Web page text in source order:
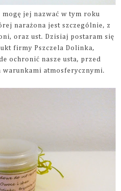
mogę jej nazwać w tym roku
narażona jest szczególnie, z
oraz ust. Dzisiaj postaram się
firmy Pszczela Dolinka,
ochronić nasze usta, przed
atmosferycznymi.